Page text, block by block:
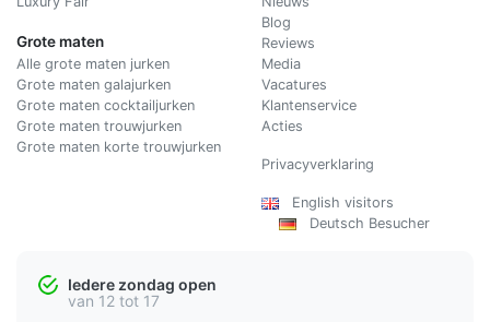
Grote maten
Alle grote maten jurken
Grote maten galajurken
Grote maten cocktailjurken
Grote maten trouwjurken
Grote maten korte trouwjurken
Blog
Reviews
Media
Vacatures
Klantenservice
Acties
Privacyverklaring
English visitors
Deutsch Besucher
Iedere zondag open
van 12 tot 17